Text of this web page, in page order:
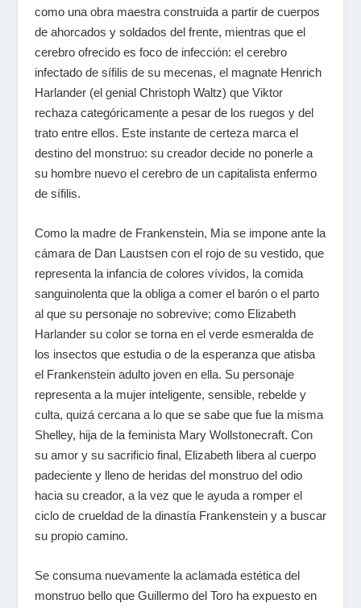
como una obra maestra construida a partir de cuerpos
de ahorcados y soldados del frente, mientras que el
cerebro ofrecido es foco de infección: el cerebro
infectado de sífilis de su mecenas, el magnate Henrich
Harlander (el genial Christoph Waltz) que Viktor
rechaza categóricamente a pesar de los ruegos y del
trato entre ellos. Este instante de certeza marca el
destino del monstruo: su creador decide no ponerle a
su hombre nuevo el cerebro de un capitalista enfermo
de sífilis.
Como la madre de Frankenstein, Mia se impone ante la
cámara de Dan Laustsen con el rojo de su vestido, que
representa la infancia de colores vívidos, la comida
sanguinolenta que la obliga a comer el barón o el parto
al que su personaje no sobrevive; como Elizabeth
Harlander su color se torna en el verde esmeralda de
los insectos que estudia o de la esperanza que atisba
el Frankenstein adulto joven en ella. Su personaje
representa a la mujer inteligente, sensible, rebelde y
culta, quizá cercana a lo que se sabe que fue la misma
Shelley, hija de la feminista Mary Wollstonecraft. Con
su amor y su sacrificio final, Elizabeth libera al cuerpo
padeciente y lleno de heridas del monstruo del odio
hacia su creador, a la vez que le ayuda a romper el
ciclo de crueldad de la dinastía Frankenstein y a buscar
su propio camino.
Se consuma nuevamente la aclamada estética del
monstruo bello que Guillermo del Toro ha expuesto en